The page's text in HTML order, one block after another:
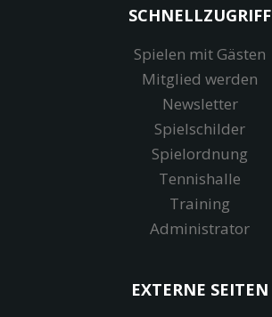
SCHNELLZUGRIFF
Spielen mit Gästen
Mitglied werden
Newsletter
Spielschilder
Spielordnung
Tennishalle
Training
Administrator
EXTERNE SEITEN